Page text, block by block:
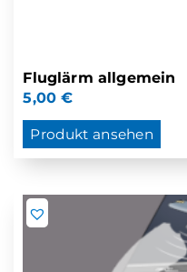
Fluglärm allgemein
5,00€
Produkt ansehen